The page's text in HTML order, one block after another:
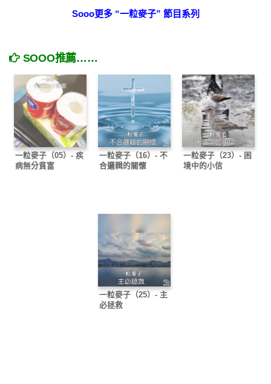
Sooo更多 “一粒麥子” 節目系列
SOOO推薦……
一粒麥子（05）- 疾
病無分貧富
一粒麥子（16）- 不
合邏輯的關懷
一粒麥子（23）- 困
境中的小信
一粒麥子（25）- 主
必拯救